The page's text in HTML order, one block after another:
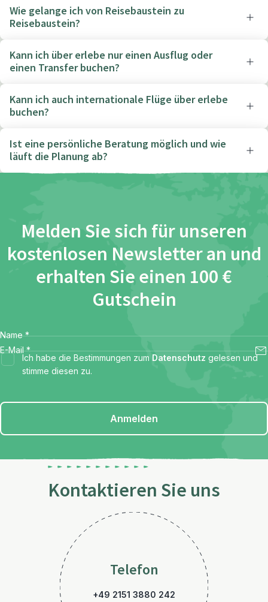
Wie gelange ich von Reisebaustein zu
Reisebaustein?
Kann ich über erlebe nur einen Ausflug oder
einen Transfer buchen?
Kann ich auch internationale Flüge über erlebe
buchen?
Ist eine persönliche Beratung möglich und wie
läuft die Planung ab?
Melden Sie sich für unseren
kostenlosen Newsletter an und
erhalten Sie einen 100 €
Gutschein
Name *
E-Mail *
Ich habe die Bestimmungen zum Datenschutz gelesen und
stimme diesen zu.
Anmelden
Kontaktieren Sie uns
Telefon
+49 2151 3880 242